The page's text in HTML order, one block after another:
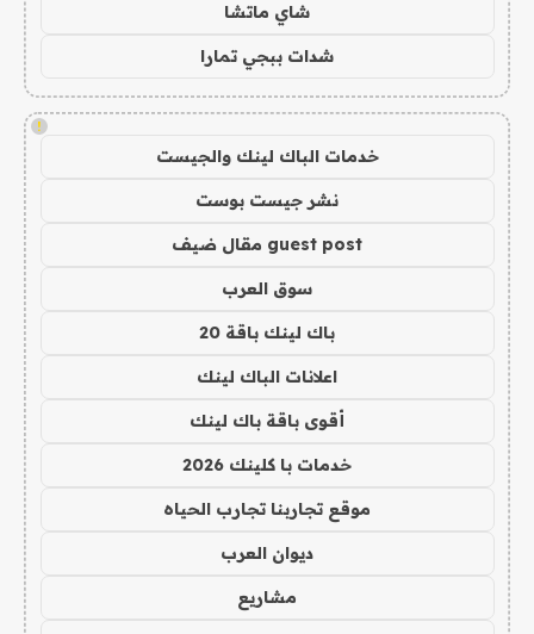
شاي ماتشا
شدات ببجي تمارا
!
خدمات الباك لينك والجيست
نشر جيست بوست
guest post مقال ضيف
سوق العرب
باك لينك باقة 20
اعلانات الباك لينك
أقوى باقة باك لينك
خدمات با كلينك 2026
موقع تجاربنا تجارب الحياه
ديوان العرب
مشاريع